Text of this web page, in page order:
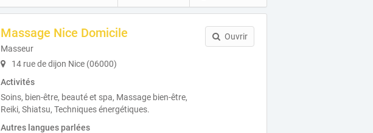
Massage Nice Domicile
Masseur
14 rue de dijon Nice (06000)
Activités
Soins, bien-être, beauté et spa, Massage bien-être,
Reiki, Shiatsu, Techniques énergétiques.
Autres langues parlées
Ouvrir